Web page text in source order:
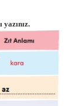
yazınız.